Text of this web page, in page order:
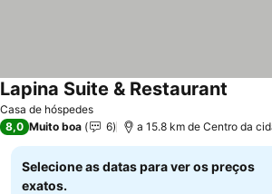
Casa de hóspedes
Lapina Suite & Restaurant
8,0 Muito boa 6 a 15.8 km de Centro da
Selecione as datas para ver os preços
exatos.